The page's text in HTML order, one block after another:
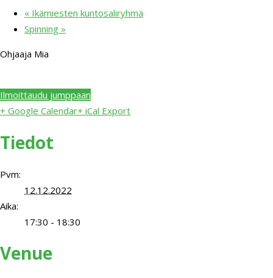
« Ikämiesten kuntosaliryhmä
Spinning »
Ohjaaja Mia
Ilmoittaudu jumppaan
+ Google Calendar+ iCal Export
Tiedot
Pvm:
12.12.2022
Aika:
17:30 - 18:30
Venue